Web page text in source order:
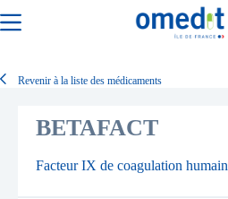
au
Revenir à la liste des médicaments
BETAFACT
Facteur IX de coagulation humain